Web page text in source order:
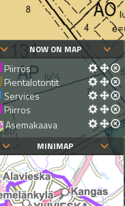
NOW ON MAP
Piirros
Pientalotontit
Services
Piirros
Asemakaava
MINIMAP